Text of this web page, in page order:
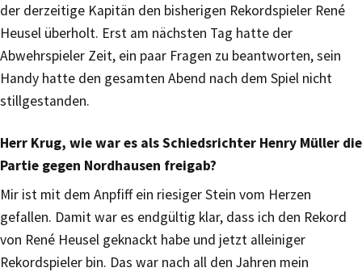
der derzeitige Kapitän den bisherigen Rekordspieler René
Heusel überholt. Erst am nächsten Tag hatte der
Abwehrspieler Zeit, ein paar Fragen zu beantworten, sein
Handy hatte den gesamten Abend nach dem Spiel nicht
stillgestanden.
Herr Krug, wie war es als Schiedsrichter Henry Müller die
Partie gegen Nordhausen freigab?
Mir ist mit dem Anpfiff ein riesiger Stein vom Herzen
gefallen. Damit war es endgültig klar, dass ich den Rekord
von René Heusel geknackt habe und jetzt alleiniger
Rekordspieler bin. Das war nach all den Jahren mein